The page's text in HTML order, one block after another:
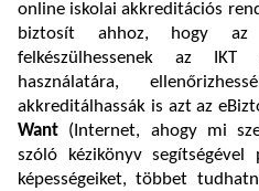
online iskolai akkreditációs
biztosít ahhoz, hogy
felkészülhessenek az IKT
használatára,
akkreditálhassák is azt az
Want (Internet, ahogy mi
szóló kézikönyv
képességeiket, többet